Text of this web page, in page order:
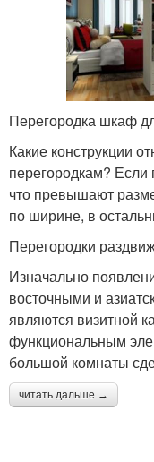
Перегородка шкаф
Какие конструкции
перегородкам? Если
что превышают
по ширине, в
Перегородки
Изначально
восточными и
являются визитной
функциональным
большой комнаты
читать дальше →